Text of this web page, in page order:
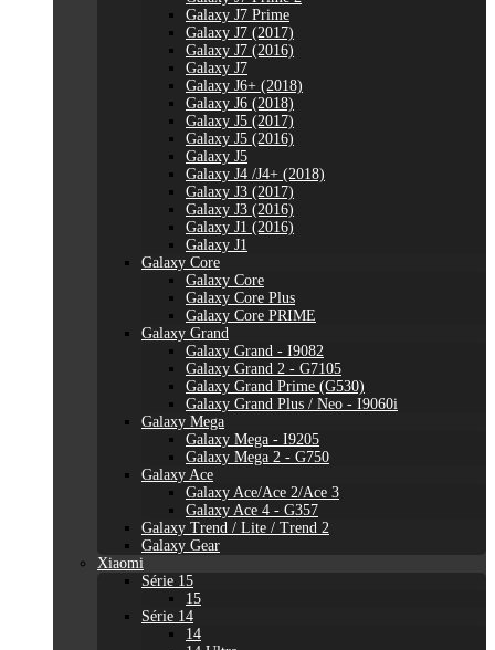
Galaxy J7 Prime
Galaxy J7 (2017)
Galaxy J7 (2016)
Galaxy J7
Galaxy J6+ (2018)
Galaxy J6 (2018)
Galaxy J5 (2017)
Galaxy J5 (2016)
Galaxy J5
Galaxy J4 /J4+ (2018)
Galaxy J3 (2017)
Galaxy J3 (2016)
Galaxy J1 (2016)
Galaxy J1
Galaxy Core
Galaxy Core
Galaxy Core Plus
Galaxy Core PRIME
Galaxy Grand
Galaxy Grand - I9082
Galaxy Grand 2 - G7105
Galaxy Grand Prime (G530)
Galaxy Grand Plus / Neo - I9060i
Galaxy Mega
Galaxy Mega - I9205
Galaxy Mega 2 - G750
Galaxy Ace
Galaxy Ace/Ace 2/Ace 3
Galaxy Ace 4 - G357
Galaxy Trend / Lite / Trend 2
Galaxy Gear
Xiaomi
Série 15
15
Série 14
14